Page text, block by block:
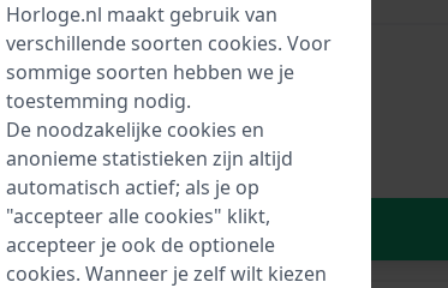
In Winkelwagen
Horloge.nl maakt gebruik van
verschillende soorten cookies. Voor
sommige soorten hebben we je
toestemming nodig.
De noodzakelijke cookies en
anonieme statistieken zijn altijd
automatisch actief; als je op
"accepteer alle cookies" klikt,
accepteer je ook de optionele
cookies. Wanneer je zelf wilt kiezen